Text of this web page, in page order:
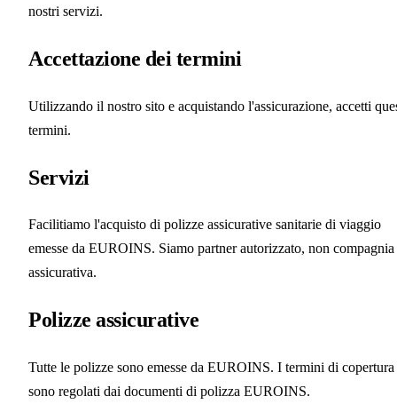
nostri servizi.
Accettazione dei termini
Utilizzando il nostro sito e acquistando l'assicurazione, accetti
termini.
Servizi
Facilitiamo l'acquisto di polizze assicurative sanitarie di viaggio
emesse da EUROINS. Siamo partner autorizzato, non compagnia
assicurativa.
Polizze assicurative
Tutte le polizze sono emesse da EUROINS. I termini di copertura
sono regolati dai documenti di polizza EUROINS.